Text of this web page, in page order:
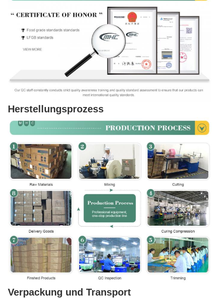
Herstellungsprozess
Verpackung und Transport